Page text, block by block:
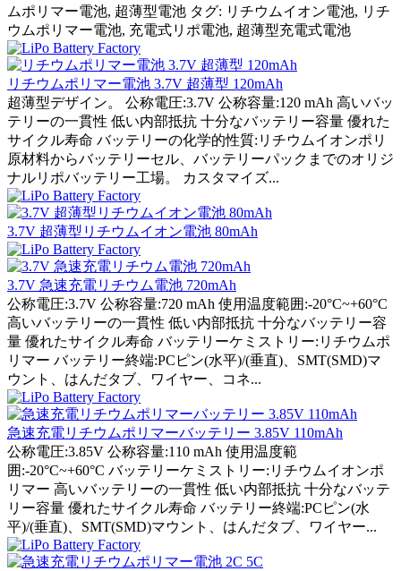
ムポリマー電池, 超薄型電池 タグ: リチウムイオン電池, リチ
ウムポリマー電池, 充電式リポ電池, 超薄型充電式電池
リチウムポリマー電池 3.7V 超薄型 120mAh
超薄型デザイン。 公称電圧:3.7V 公称容量:120 mAh 高いバッ
テリーの一貫性 低い内部抵抗 十分なバッテリー容量 優れた
サイクル寿命 バッテリーの化学的性質:リチウムイオンポリ
原材料からバッテリーセル、バッテリーパックまでのオリジ
ナルリポバッテリー工場。 カスタマイズ...
3.7V 超薄型リチウムイオン電池 80mAh
3.7V 急速充電リチウム電池 720mAh
公称電圧:3.7V 公称容量:720 mAh 使用温度範囲:-20°C~+60°C
高いバッテリーの一貫性 低い内部抵抗 十分なバッテリー容
量 優れたサイクル寿命 バッテリーケミストリー:リチウムポ
リマー バッテリー終端:PCピン(水平)/(垂直)、SMT(SMD)マ
ウント、はんだタブ、ワイヤー、コネ...
急速充電リチウムポリマーバッテリー 3.85V 110mAh
公称電圧:3.85V 公称容量:110 mAh 使用温度範
囲:-20°C~+60°C バッテリーケミストリー:リチウムイオンポ
リマー 高いバッテリーの一貫性 低い内部抵抗 十分なバッテ
リー容量 優れたサイクル寿命 バッテリー終端:PCピン(水
平)/(垂直)、SMT(SMD)マウント、はんだタブ、ワイヤー...